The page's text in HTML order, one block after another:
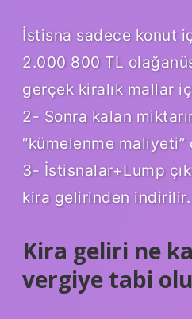
İstisna sadece konut
2.000 800 TL
gerçek kiralık mallar
2- Sonra kalan
“kümelenme
3- İstisnalar+Lump
kira gelirinden indirilir.
Kira geliri ne
vergiye tabi